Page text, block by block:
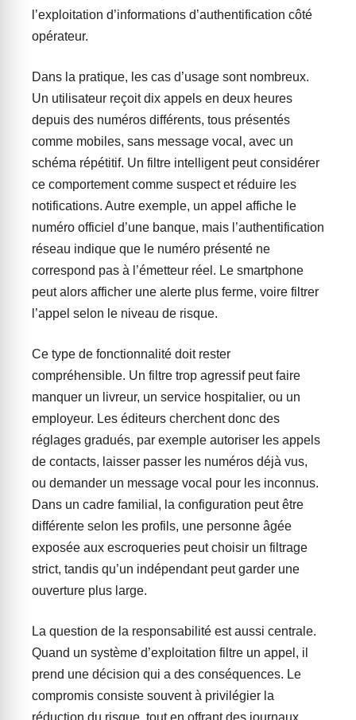
l’exploitation d’informations d’authentification côté
opérateur.
Dans la pratique, les cas d’usage sont nombreux.
Un utilisateur reçoit dix appels en deux heures
depuis des numéros différents, tous présentés
comme mobiles, sans message vocal, avec un
schéma répétitif. Un filtre intelligent peut considérer
ce comportement comme suspect et réduire les
notifications. Autre exemple, un appel affiche le
numéro officiel d’une banque, mais l’authentification
réseau indique que le numéro présenté ne
correspond pas à l’émetteur réel. Le smartphone
peut alors afficher une alerte plus ferme, voire filtrer
l’appel selon le niveau de risque.
Ce type de fonctionnalité doit rester
compréhensible. Un filtre trop agressif peut faire
manquer un livreur, un service hospitalier, ou un
employeur. Les éditeurs cherchent donc des
réglages gradués, par exemple autoriser les appels
de contacts, laisser passer les numéros déjà vus,
ou demander un message vocal pour les inconnus.
Dans un cadre familial, la configuration peut être
différente selon les profils, une personne âgée
exposée aux escroqueries peut choisir un filtrage
strict, tandis qu’un indépendant peut garder une
ouverture plus large.
La question de la responsabilité est aussi centrale.
Quand un système d’exploitation filtre un appel, il
prend une décision qui a des conséquences. Le
compromis consiste souvent à privilégier la